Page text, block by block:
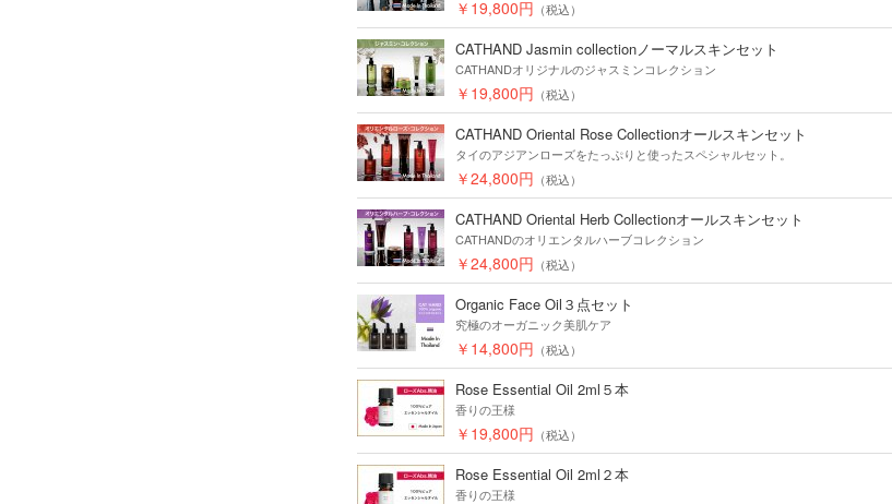
￥19,800円 （税込）
CATHAND Jasmin collectionノーマルスキンセット
CATHANDオリジナルのジャスミンコレクション
￥19,800円 （税込）
CATHAND Oriental Rose Collectionオールスキンセット
タイのアジアンローズをたっぷりと使ったスペシャルセット。
￥24,800円 （税込）
CATHAND Oriental Herb Collectionオールスキンセット
CATHANDのオリエンタルハーブコレクション
￥24,800円 （税込）
Organic Face Oil３点セット
究極のオーガニック美肌ケア
￥14,800円 （税込）
Rose Essential Oil 2ml５本
香りの王様
￥19,800円 （税込）
Rose Essential Oil 2ml２本
香りの王様